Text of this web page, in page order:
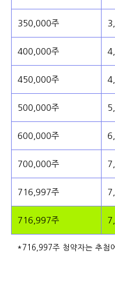
350,000주
400,000주
450,000주
500,000주
600,000주
700,000주
716,997주
716,997주
*716,997주 청약자는 추첨